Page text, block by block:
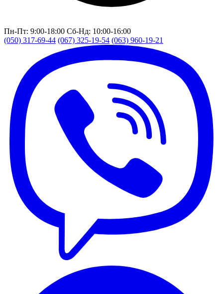
Пн-Пт: 9:00-18:00 Сб-Нд: 10:00-16:00
(050) 317-69-44 (067) 325-19-54 (063) 960-19-21